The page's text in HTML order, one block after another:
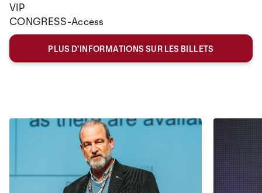
VIP
CONGRESS-Access
PLUS D'INFORMATIONS SUR LES BILLETS